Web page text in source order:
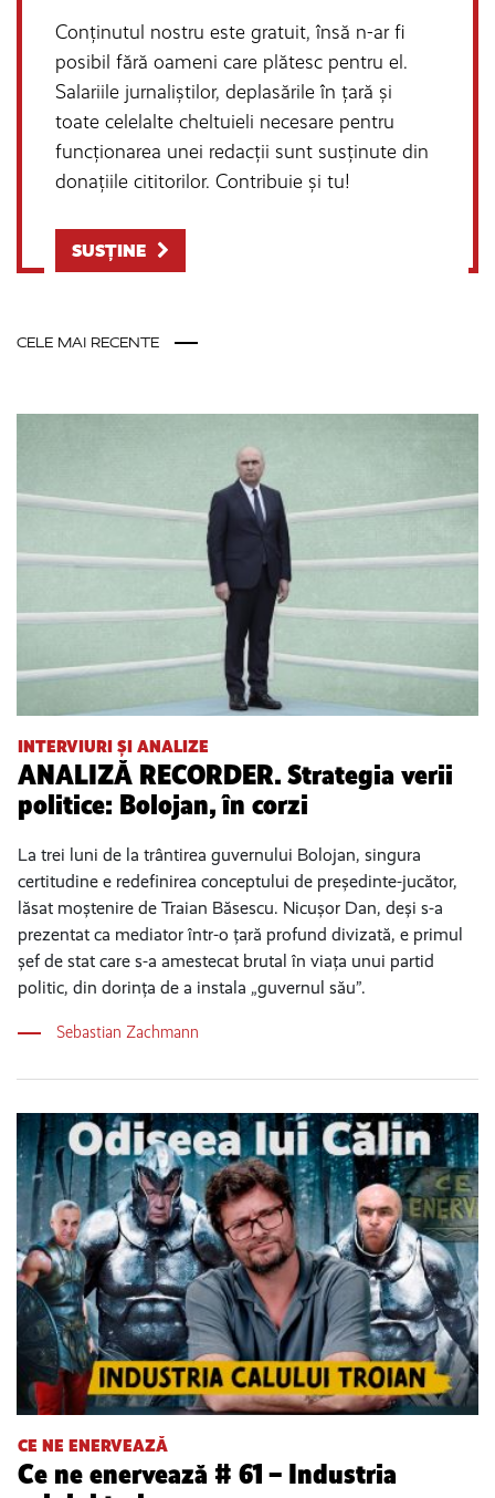
Conținutul nostru este gratuit, însă n-ar fi
posibil fără oameni care plătesc pentru el.
Salariile jurnaliștilor, deplasările în țară și
toate celelalte cheltuieli necesare pentru
funcționarea unei redacții sunt susținute din
donațiile cititorilor. Contribuie și tu!
SUSȚINE
CELE MAI RECENTE
INTERVIURI ȘI ANALIZE
ANALIZĂ RECORDER. Strategia verii
politice: Bolojan, în corzi
La trei luni de la trântirea guvernului Bolojan, singura
certitudine e redefinirea conceptului de președinte-jucător,
lăsat moștenire de Traian Băsescu. Nicușor Dan, deși s-a
prezentat ca mediator într-o țară profund divizată, e primul
șef de stat care s-a amestecat brutal în viața unui partid
politic, din dorința de a instala „guvernul său”.
Sebastian Zachmann
CE NE ENERVEAZĂ
Ce ne enervează # 61 – Industria